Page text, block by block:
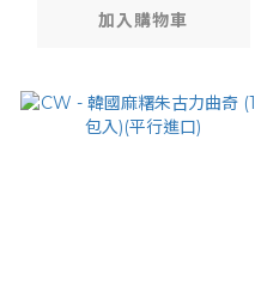
加入購物車